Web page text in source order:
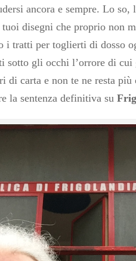
ancora e sempre. Lo so,
disegni che proprio non
i tratti per toglierti di dosso
sotto gli occhi l’orrore di
di carta e non te ne resta
la sentenza definitiva su